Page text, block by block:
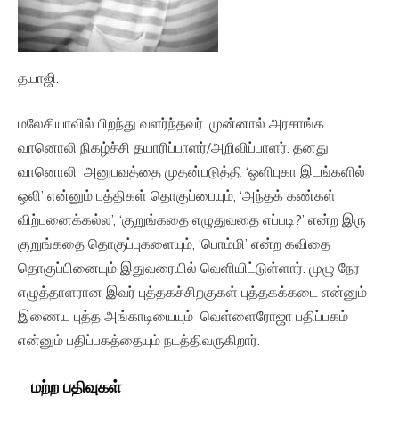
தயாஜி.
மலேசியாவில் பிறந்து வளர்ந்தவர். முன்னால் அரசாங்க
வானொலி நிகழ்ச்சி தயாரிப்பாளர்/அறிவிப்பாளர். தனது
வானொலி அனுபவத்தை முதன்படுத்தி ‘ஒளிபுகா இடங்களில்
ஒலி’ என்னும் பத்திகள் தொகுப்பையும், ‘அந்தக் கண்கள்
விற்பனைக்கல்ல’, ‘குறுங்கதை எழுதுவதை எப்படி?’ என்ற இரு
குறுங்கதை தொகுப்புகளையும், ‘பொம்மி’ என்ற கவிதை
தொகுப்பினையும் இதுவரையில் வெளியிட்டுள்ளார். முழு நேர
எழுத்தாளரான இவர் புத்தகச்சிறகுகள் புத்தகக்கடை என்னும்
இணைய புத்த அங்காடியையும் வெள்ளைரோஜா பதிப்பகம்
என்னும் பதிப்பகத்தையும் நடத்திவருகிறார்.
மற்ற பதிவுகள்